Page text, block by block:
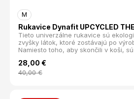
M
Rukavice Dynafit UPCYCLED
Tieto univerzálne rukavice sú
zvyšky látok, ktoré zostávajú po
Namiesto toho, aby skončili v koši,
vysokovýkonné rukavice, čím
Materiál Polartec Power Stretch
udržiava vás v teple a rýchlo a
Silikónový grip na dlani poskytuje
28,00 €
40,00€